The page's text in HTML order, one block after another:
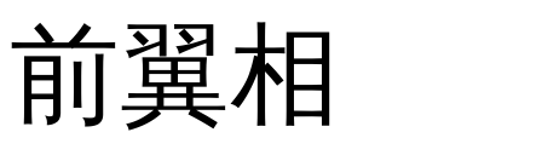
前翼相